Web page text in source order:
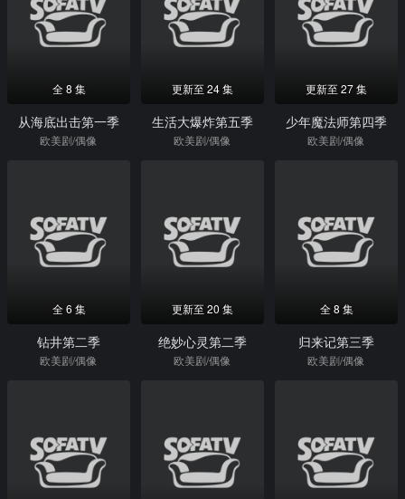
全 8 集
从海底出击第一季
欧美剧/偶像
更新至 24 集
生活大爆炸第五季
欧美剧/偶像
更新至 27 集
少年魔法师第四季
欧美剧/偶像
全 6 集
钻井第二季
欧美剧/偶像
更新至 20 集
绝妙心灵第二季
欧美剧/偶像
全 8 集
归来记第三季
欧美剧/偶像